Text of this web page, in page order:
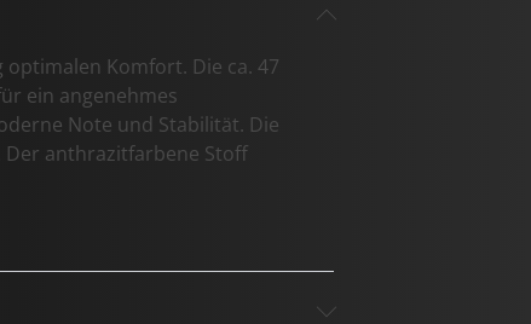
Komfort. Die ca. 47
ein angenehmes
Note und Stabilität. Die
Der anthrazitfarbene Stoff